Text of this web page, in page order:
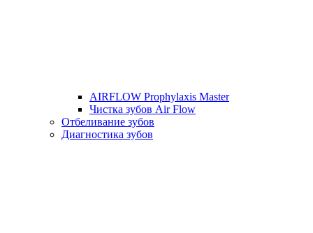
AIRFLOW Prophylaxis Master
Чистка зубов Air Flow
Отбеливание зубов
Диагностика зубов